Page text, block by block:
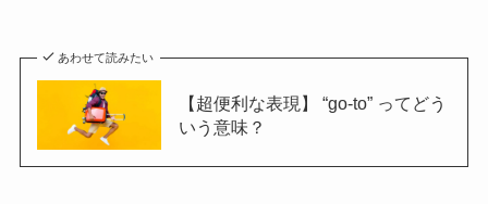
あわせて読みたい
【超便利な表現】 “go-to” ってどう
いう意味？